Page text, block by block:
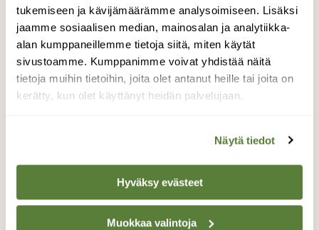
tukemiseen ja kävijämäärämme analysoimiseen. Lisäksi
jaamme sosiaalisen median, mainosalan ja analytiikka-
alan kumppaneillemme tietoja siitä, miten käytät
sivustoamme. Kumppanimme voivat yhdistää näitä
tietoja muihin tietoihin, joita olet antanut heille tai joita on
kerätty, kun olet käyttänyt heidän palvelujaan.
Näytä tiedot
Hyväksy evästeet
Muokkaa valintoja
Keräilen roskia lenkillä eli ploggaan, otan
myös kuvia roskista iPhonella. Pahvimukit
ovat yksi yleisimmistä roskista. Tämä löytyi
Meilahdesta Halloween- viikonloppuna.
Kuvaaja: Kaisu Paulanto